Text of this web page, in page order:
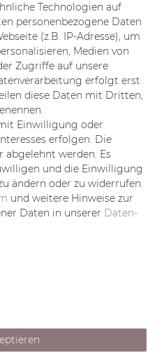
Versand
Inhaber Katja Schmid e.K..
Technologien auf
personenbezogene Daten
(z.B. IP-Adresse), um
Medien von
Zugriffe auf unsere
erfolgt erst
diese Daten mit Dritten,
Einwilligung oder
erfolgen. Die
werden. Es
und die Einwilligung
ändern oder zu widerrufen.
und weitere Hinweise zur
Daten in unserer Daten­